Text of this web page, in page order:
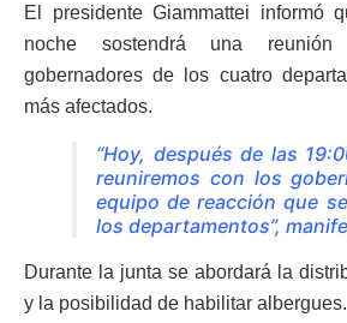
El presidente Giammattei informó
noche sostendrá una
gobernadores de los cuatro
más afectados.
“Hoy, después de las
reuniremos con los
equipo de reacción que
los departamentos”,
Durante la junta se abordará la
y la posibilidad de habilitar albergues.